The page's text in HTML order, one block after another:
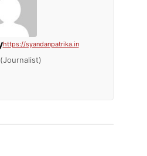
https://syandanpatrika.in
(Journalist)